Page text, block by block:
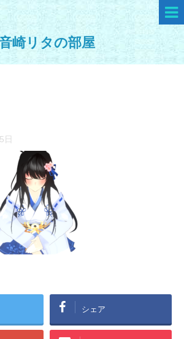
崎リタの部屋
日
シェア